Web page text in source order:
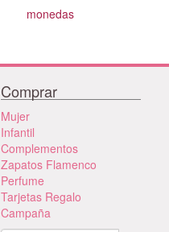
monedas
Comprar
Mujer
Infantil
Complementos
Zapatos Flamenco
Perfume
Tarjetas Regalo
Campaña